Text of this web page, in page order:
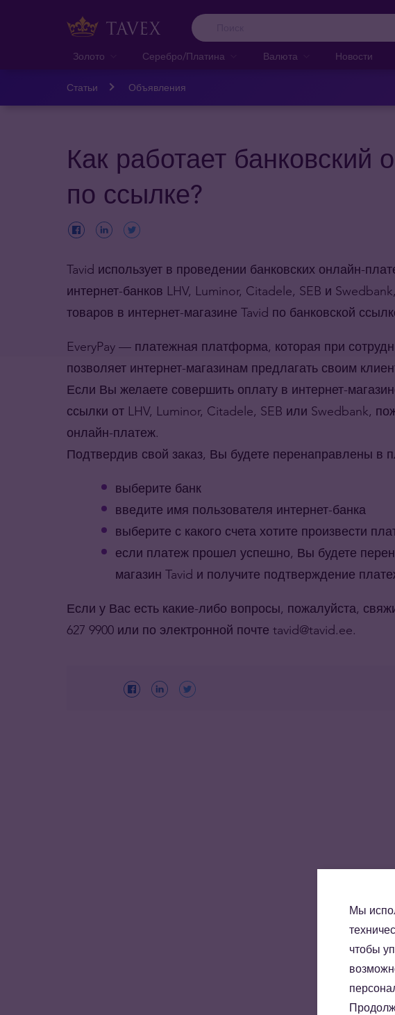
Золото Серебро/Платина Валюта Новости
Статьи Объявления
Как работает банковский
по ссылке?
Tavid использует в проведении банковских онлайн-
интернет-банков LHV, Luminor, Citadele, SEB и
товаров в интернет-магазине Tavid по банковской
EveryPay — платежная платформа, которая при
позволяет интернет-магазинам предлагать своим
Если Вы желаете совершить оплату в интернет-
ссылки от LHV, Luminor, Citadele, SEB или Swedbank,
онлайн-платеж.
Подтвердив свой заказ, Вы будете перенаправлены в
выберите банк
введите имя пользователя интернет-банка
выберите с какого счета хотите произвести
если платеж прошел успешно, Вы будете
магазин Tavid и получите подтверждение
Если у Вас есть какие-либо вопросы, пожалуйста,
627 9900 или по электронной почте tavid@tavid.ee.
Мы
чтобы